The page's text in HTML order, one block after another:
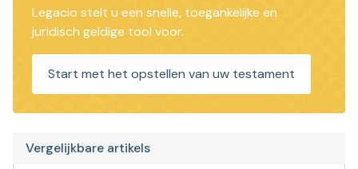
Vergelijkbare artikels
Legacio stelt u een snelle, toegankelijke en
juridisch geldige tool voor.
Start met het opstellen van uw testament